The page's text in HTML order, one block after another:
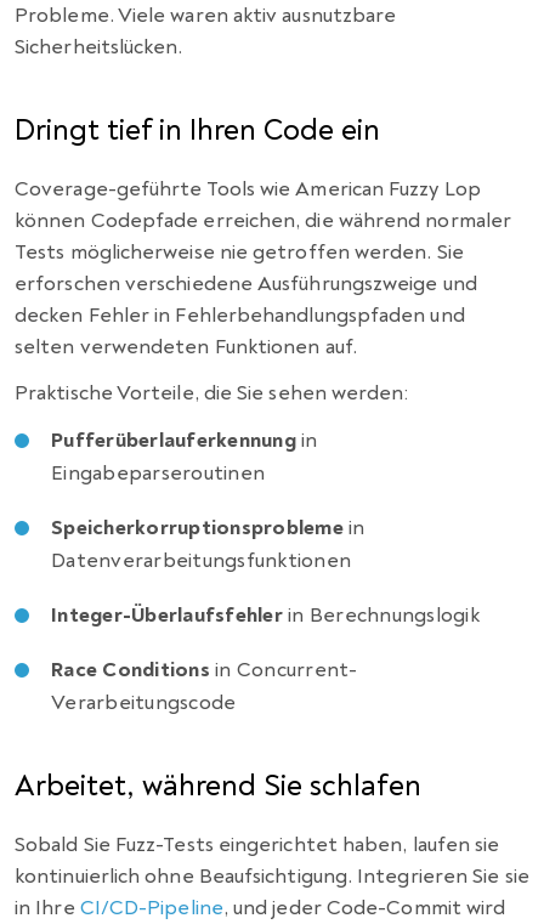
Probleme. Viele waren aktiv ausnutzbare
Sicherheitslücken.
Dringt tief in Ihren Code ein
Coverage-geführte Tools wie American Fuzzy Lop
können Codepfade erreichen, die während normaler
Tests möglicherweise nie getroffen werden. Sie
erforschen verschiedene Ausführungszweige und
decken Fehler in Fehlerbehandlungspfaden und
selten verwendeten Funktionen auf.
Praktische Vorteile, die Sie sehen werden:
Pufferüberlauferkennungin
Eingabeparseroutinen
Speicherkorruptionsproblemein
Datenverarbeitungsfunktionen
Integer-Überlaufsfehlerin Berechnungslogik
Race Conditions in Concurrent-
Verarbeitungscode
Arbeitet, während Sie schlafen
Sobald Sie Fuzz-Tests eingerichtet haben, laufen sie
kontinuierlich ohne Beaufsichtigung. Integrieren Sie sie
in Ihre CI/CD-Pipeline, und jeder Code-Commit wird